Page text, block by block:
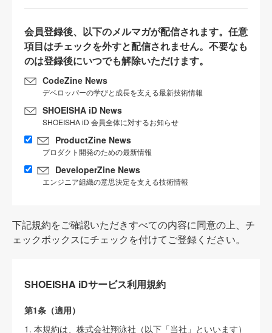
会員登録後、以下のメルマガが配信されます。任意
項目はチェックを外すと配信されません。不要なも
のは登録後にいつでも解除いただけます。
CodeZine News
デベロッパーの学びと成長を支える最新技術情報
SHOEISHA iD News
SHOEISHA iD 会員全体に対するお知らせ
ProductZine News
プロダクト開発のための最新情報
DeveloperZine News
エンジニア組織の意思決定を支える技術情報
下記規約をご確認いただきすべての内容に同意の上、チ
ェックボックスにチェックを付けてご登録ください。
SHOEISHA iDサービス利用規約
第1条（適用）
1. 本規約は、株式会社翔泳社（以下「当社」といいます）